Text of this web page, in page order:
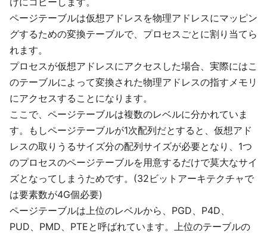
ページテーブルは仮想アドレスを物理アドレスにマッピン
グするための変換テーブルで、プロセスごとに割り当てら
れます。
プロセスが仮想アドレスにアクセスした場合、実際にはこ
のテーブルによって変換された物理アドレスの指すメモリ
にアクセスすることになります。
ここで、ページテーブルは複数のレベルに分かれていま
す。もしページテーブルが1次配列だとすると、仮想アド
レスの取りうるサイズ分の配列サイズが必要となり、1つ
のプロセスのページテーブルを用意するだけで莫大なサイ
ズとなってしまうためです。(32ビットアーキテクチャで
は要素数が4G個必要)
ページテーブルは上位のレベルから、PGD、P4D、
PUD、PMD、PTEと呼ばれています。上位のテーブルの